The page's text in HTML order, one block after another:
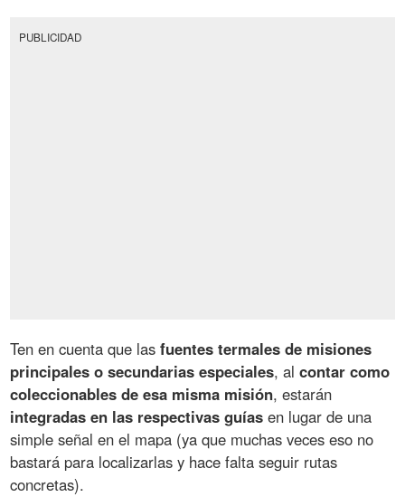
PUBLICIDAD
Ten en cuenta que lasfuentes termales de misiones
principales o secundarias especiales, alcontar como
coleccionables de esa misma misión, estarán
integradas en las respectivas guías en lugar de una
simple señal en el mapa (ya que muchas veces eso no
bastará para localizarlas y hace falta seguir rutas
concretas).